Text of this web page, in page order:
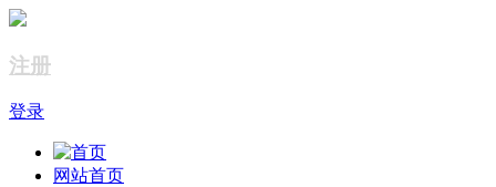
注册
登录
网站首页